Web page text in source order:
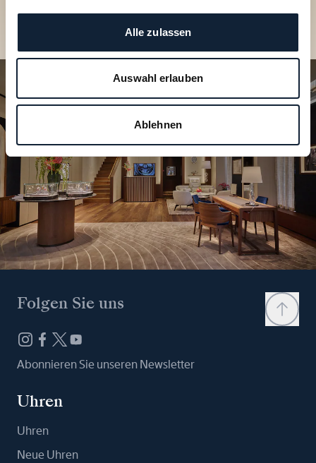
Alle zulassen
Auswahl erlauben
Ablehnen
Eine Boutique finden
Folgen Sie uns
Abonnieren Sie unseren Newsletter
Uhren
Uhren
Neue Uhren